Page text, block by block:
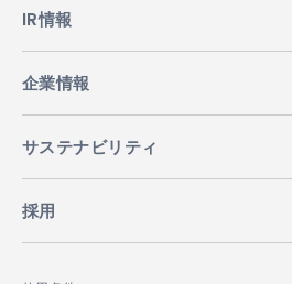
IR情報
企業情報
サステナビリティ
採用